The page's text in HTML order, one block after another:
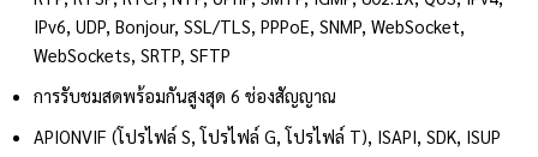
IPv6, UDP, Bonjour, SSL/TLS, PPPoE, SNMP, WebSocket,
WebSockets, SRTP, SFTP
การรับชมสดพร้อมกันสูงสุด 6 ช่องสัญญาณ
APIONVIF (โปรไฟล์ S, โปรไฟล์ G, โปรไฟล์ T), ISAPI, SDK, ISUP